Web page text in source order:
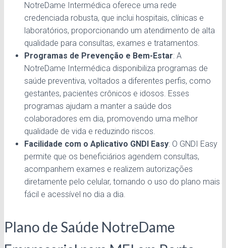
NotreDame Intermédica oferece uma rede
credenciada robusta, que inclui hospitais, clínicas e
laboratórios, proporcionando um atendimento de alta
qualidade para consultas, exames e tratamentos.
Programas de Prevenção e Bem-Estar: A
NotreDame Intermédica disponibiliza programas de
saúde preventiva, voltados a diferentes perfis, como
gestantes, pacientes crônicos e idosos. Esses
programas ajudam a manter a saúde dos
colaboradores em dia, promovendo uma melhor
qualidade de vida e reduzindo riscos.
Facilidade com o Aplicativo GNDI Easy: O GNDI Easy
permite que os beneficiários agendem consultas,
acompanhem exames e realizem autorizações
diretamente pelo celular, tornando o uso do plano mais
fácil e acessível no dia a dia.
Plano de Saúde NotreDame